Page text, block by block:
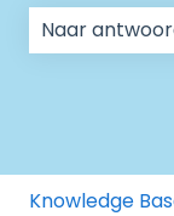
Knowledge